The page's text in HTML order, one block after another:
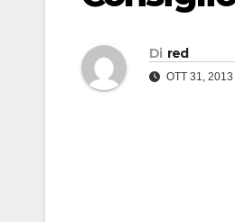
Di red
OTT 31, 2013